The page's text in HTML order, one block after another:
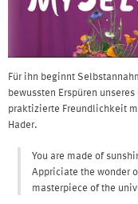
Für ihn beginnt
bewussten Erspüren
praktizierte Freundlichkeit
Hader.
You are made of
Appriciate the wonder
masterpiece of the